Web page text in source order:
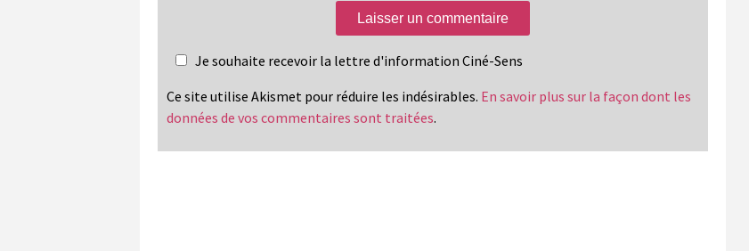
Je souhaite recevoir la lettre d'information Ciné-Sens
Ce site utilise Akismet pour réduire les indésirables. En savoir plus sur la façon dont les
données de vos commentaires sont traitées.